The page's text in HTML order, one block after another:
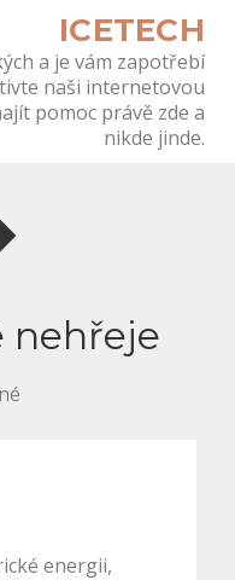
ICETECH
a je vám zapotřebí
naši internetovou
pomoc právě zde a
nikde jinde.
nehřeje
energii,